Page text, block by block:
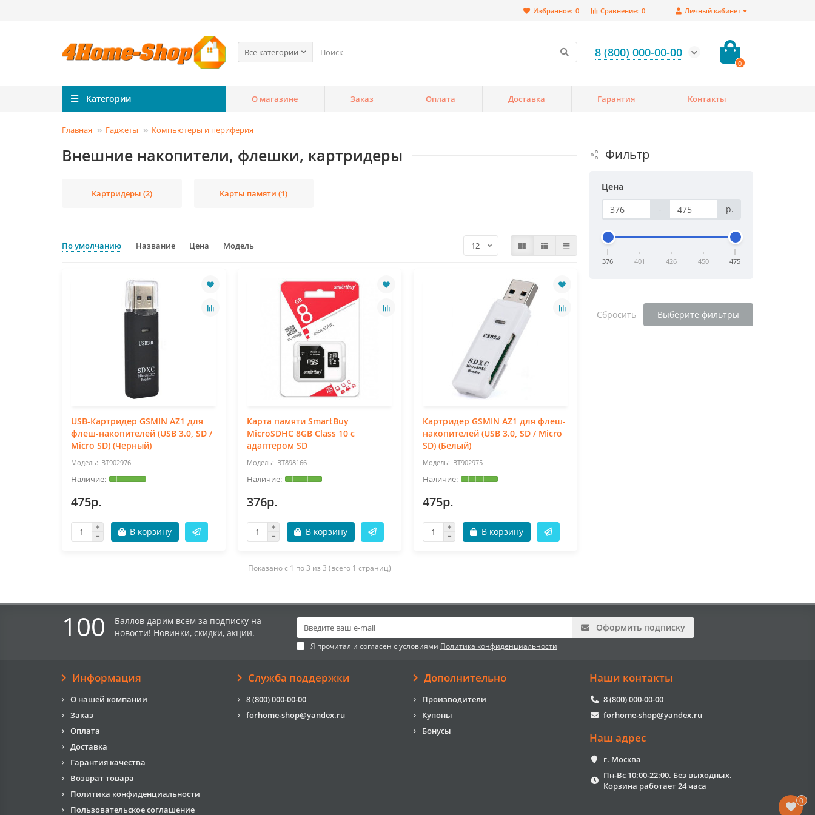
Личный кабинет
Сравнение: 0
Избранное: 0
Все категории 8 (800) 000-00-00
0
Категории О магазине Заказ Оплата Доставка Гарантия Контакты
Главная Гаджеты Компьютеры и периферия
Внешние накопители, флешки, картридеры
Картридеры (2) Карты памяти (1)
По умолчанию Название Цена Модель
USB-Картридер GSMIN AZ1 для
флеш-накопителей (USB 3.0, SD /
Micro SD) (Черный)
BT902976
475р.
В корзину
Карта памяти SmartBuy
MicroSDHC 8GB Class 10 с
адаптером SD
BT898166
376р.
В корзину
Картридер GSMIN AZ1 для флеш-
накопителей (USB 3.0, SD / Micro
SD) (Белый)
BT902975
475р.
В корзину
Показано с 1 по 3 из 3 (всего 1 страниц)
Фильтр
Цена
-
р.
376 401 426 450 475
Сбросить Выберите фильтры
100
Баллов дарим всем за подписку на
новости! Новинки, скидки, акции.
Оформить подписку
Я прочитал и согласен с условиями Политика конфиденциальности
Информация
О нашей компании
Заказ
Оплата
Доставка
Гарантия качества
Возврат товара
Политика конфиденциальности
Пользовательское соглашение
Служба поддержки
8 (800) 000-00-00
forhome-shop@yandex.ru
Дополнительно
Производители
Купоны
Бонусы
Наши контакты
8 (800) 000-00-00
forhome-shop@yandex.ru
Наш адрес
г. Москва
Пн-Вс 10:00-22:00. Без выходных.
Корзина работает 24 часа
0